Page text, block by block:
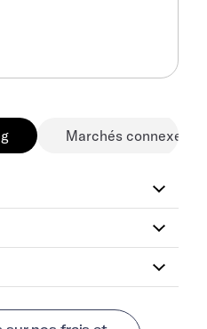
Marchés connexes